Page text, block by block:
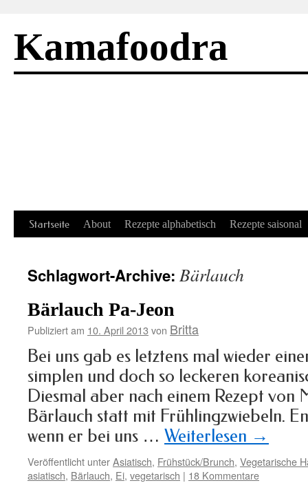
Kamafoodra
Springe
Inhalt
Startseite About Rezepte alphabetisch Rezepte saisonal
Schlagwort-Archive: Bärlauch
Bärlauch Pa-Jeon
Publiziert am 10. April 2013 von Britta
Bei uns gab es letztens mal wieder
simplen und doch so leckeren
Diesmal aber nach einem Rezept von
Bärlauch statt mit Frühlingzwiebeln.
wenn er bei uns … Weiterlesen →
Veröffentlicht unterAsiatisch, Frühstück/Brunch, Vegetarische
asiatisch, Bärlauch, Ei, vegetarisch | 18 Kommentare